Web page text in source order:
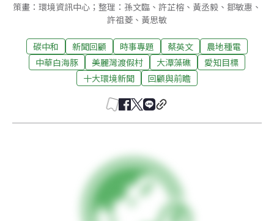
策畫：環境資訊中心；整理：孫文臨、許芷榕、黃丞毅、鄒敏惠、
許祖菱、黃思敏
碳中和 新聞回顧 時事專題 蔡英文
農地種電
中華白海豚
美麗灣渡假村 大潭藻礁
愛知目標
十大環境新聞
回顧與前瞻